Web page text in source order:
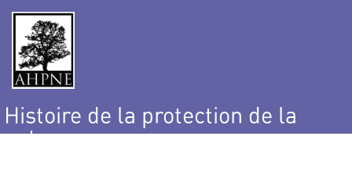
Histoire de la protection de la
nature